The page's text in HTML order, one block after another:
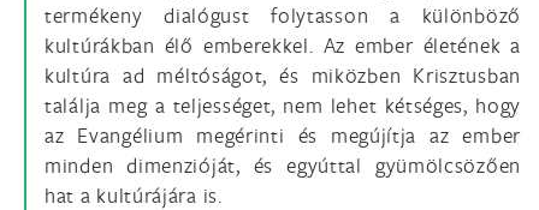
termékeny dialógust folytasson a különböző
kultúrákban élő emberekkel. Az ember életének a
kultúra ad méltóságot, és miközben Krisztusban
találja meg a teljességet, nem lehet kétséges, hogy
az Evangélium megérinti és megújítja az ember
minden dimenzióját, és egyúttal gyümölcsözően
hat a kultúrájára is.